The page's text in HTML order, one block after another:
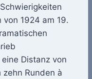
von 1924 am 19.
Distanz von
Runden à